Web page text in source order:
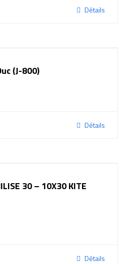
Détails
(J-800)
Détails
30 – 10X30 KITE
Détails